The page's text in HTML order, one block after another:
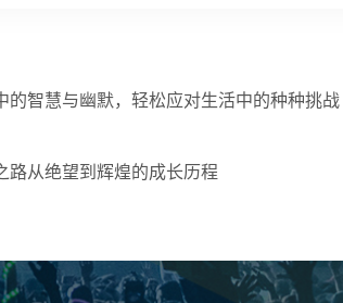
的智慧与幽默，轻松应对生活中的种种挑战
路从绝望到辉煌的成长历程